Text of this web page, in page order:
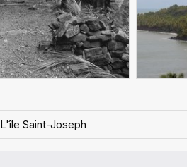
L'île Saint-Joseph